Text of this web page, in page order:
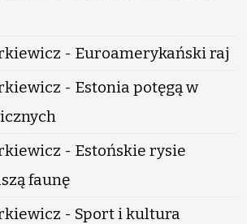
- Euroamerykański raj
- Estonia potęgą w
- Estońskie rysie
faunę
- Sport i kultura